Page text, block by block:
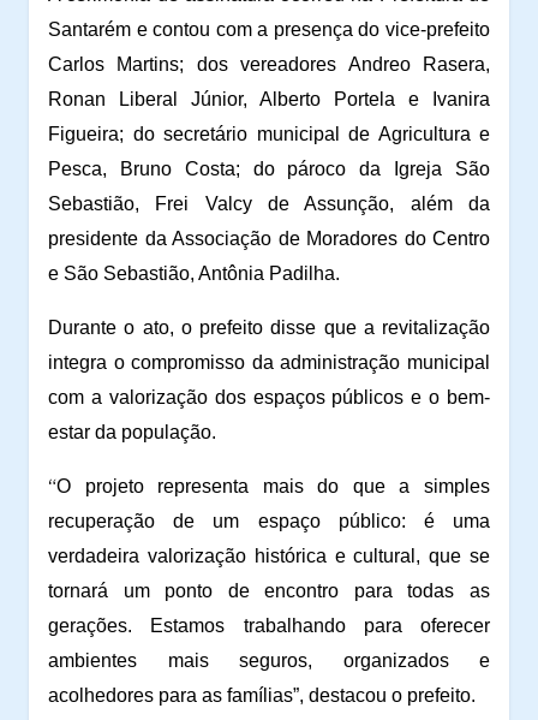
Santarém e contou com a presença do vice-prefeito
Carlos Martins; dos vereadores Andreo Rasera,
Ronan Liberal Júnior, Alberto Portela e Ivanira
Figueira; do secretário municipal de Agricultura e
Pesca, Bruno Costa; do pároco da Igreja São
Sebastião, Frei Valcy de Assunção, além da
presidente da Associação de Moradores do Centro
e São Sebastião, Antônia Padilha.
Durante o ato, o prefeito disse que a revitalização
integra o compromisso da administração municipal
com a valorização dos espaços públicos e o bem-
estar da população.
“O projeto representa mais do que a simples
recuperação de um espaço público: é uma
verdadeira valorização histórica e cultural, que se
tornará um ponto de encontro para todas as
gerações. Estamos trabalhando para oferecer
ambientes mais seguros, organizados e
acolhedores para as famílias”, destacou o prefeito.